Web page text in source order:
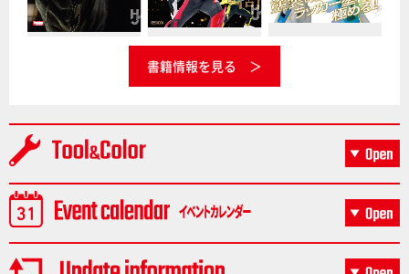
書籍情報を見る